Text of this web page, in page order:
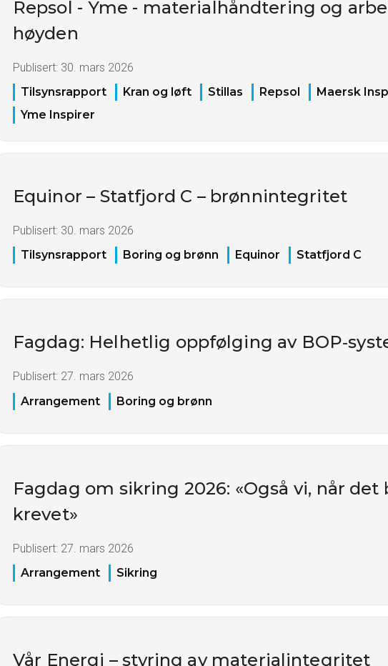
Repsol - Yme - materialhåndtering og
høyden
Publisert: 30. mars 2026
Tilsynsrapport
Kran og løft Stillas Repsol
Maersk
Yme Inspirer
Equinor – Statfjord C – brønnintegritet
Publisert: 30. mars 2026
Tilsynsrapport
Boring og brønn Equinor Statfjord C
Fagdag: Helhetlig oppfølging av
Publisert: 27. mars 2026
Arrangement
Boring og brønn
Fagdag om sikring 2026: «Også vi, når det
krevet»
Publisert: 27. mars 2026
Arrangement
Sikring
Vår Energi – styring av materialintegritet